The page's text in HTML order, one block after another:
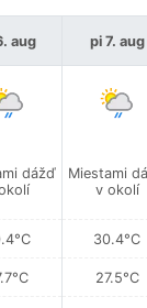
aug
dážď
pi 7. aug
Miestami
v okolí
30.4°C
27.5°C